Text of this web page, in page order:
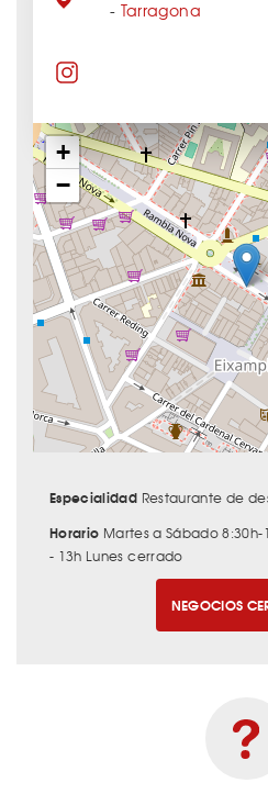
+
−
- Tarragona
Especialidad Restaurante de
Horario Martes a Sábado
- 13h Lunes cerrado
NEGOCIOS